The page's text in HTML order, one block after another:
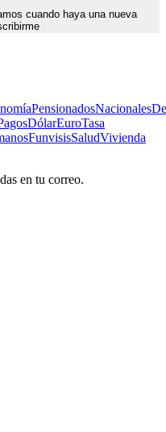
cuando haya una nueva
PensionadosNacionales
DólarEuroTasa
FunvisisSaludVivienda
en tu correo.